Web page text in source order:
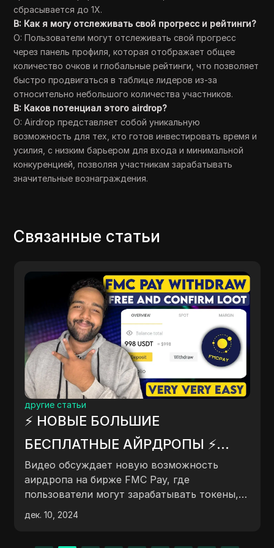
сбрасывается до 1X.
В: Как я могу отслеживать свой прогресс и рейтинги?
О: Пользователи могут отслеживать свой прогресс
через панель профиля, которая отображает общее
количество очков и глобальные рейтинги, что позволяет
быстро продвигаться в таблице лидеров из-за
относительно небольшого количества участников.
В: Каков потенциал этого airdrop?
О: Airdrop представляет собой уникальную
возможность для тех, кто готов инвестировать время и
усилия, с низким барьером для входа и минимальной
конкуренцией, позволяя участникам зарабатывать
значительные вознаграждения.
Связанные статьи
другие статьи
⚡ НОВЫЕ БОЛЬШИЕ
БЕСПЛАТНЫЕ АЙРДРОПЫ ⚡
Новая мгновенная огромная
криптовалютная награда |
Вывод напрямую на Binance -
FMC PAY WITHDRAW
Видео обсуждает новую возможность
аирдропа на бирже FMC Pay, где
пользователи могут зарабатывать токены,
приглашая друзей и проходя процедуру
KYC. Участники получают $2 в токенах FMC,
дек. 10, 2024